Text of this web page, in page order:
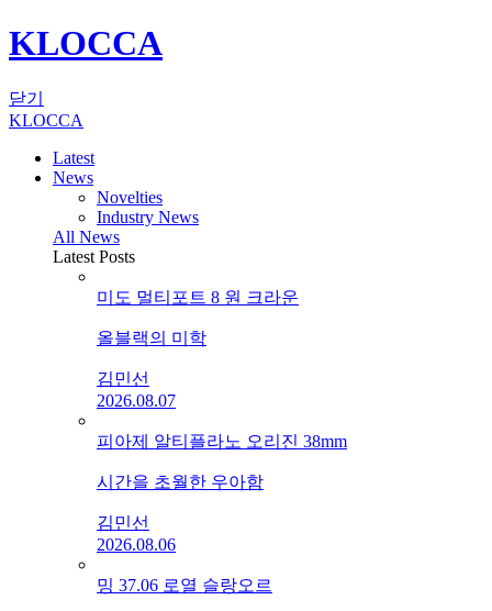
KLOCCA
닫기
KLOCCA
Latest
News
Novelties
Industry News
All News
Latest Posts
미도 멀티포트 8 원 크라운
올블랙의 미학
김민선
2026.08.07
피아제 알티플라노 오리진 38mm
시간을 초월한 우아함
김민선
2026.08.06
밍 37.06 로열 슬랑오르